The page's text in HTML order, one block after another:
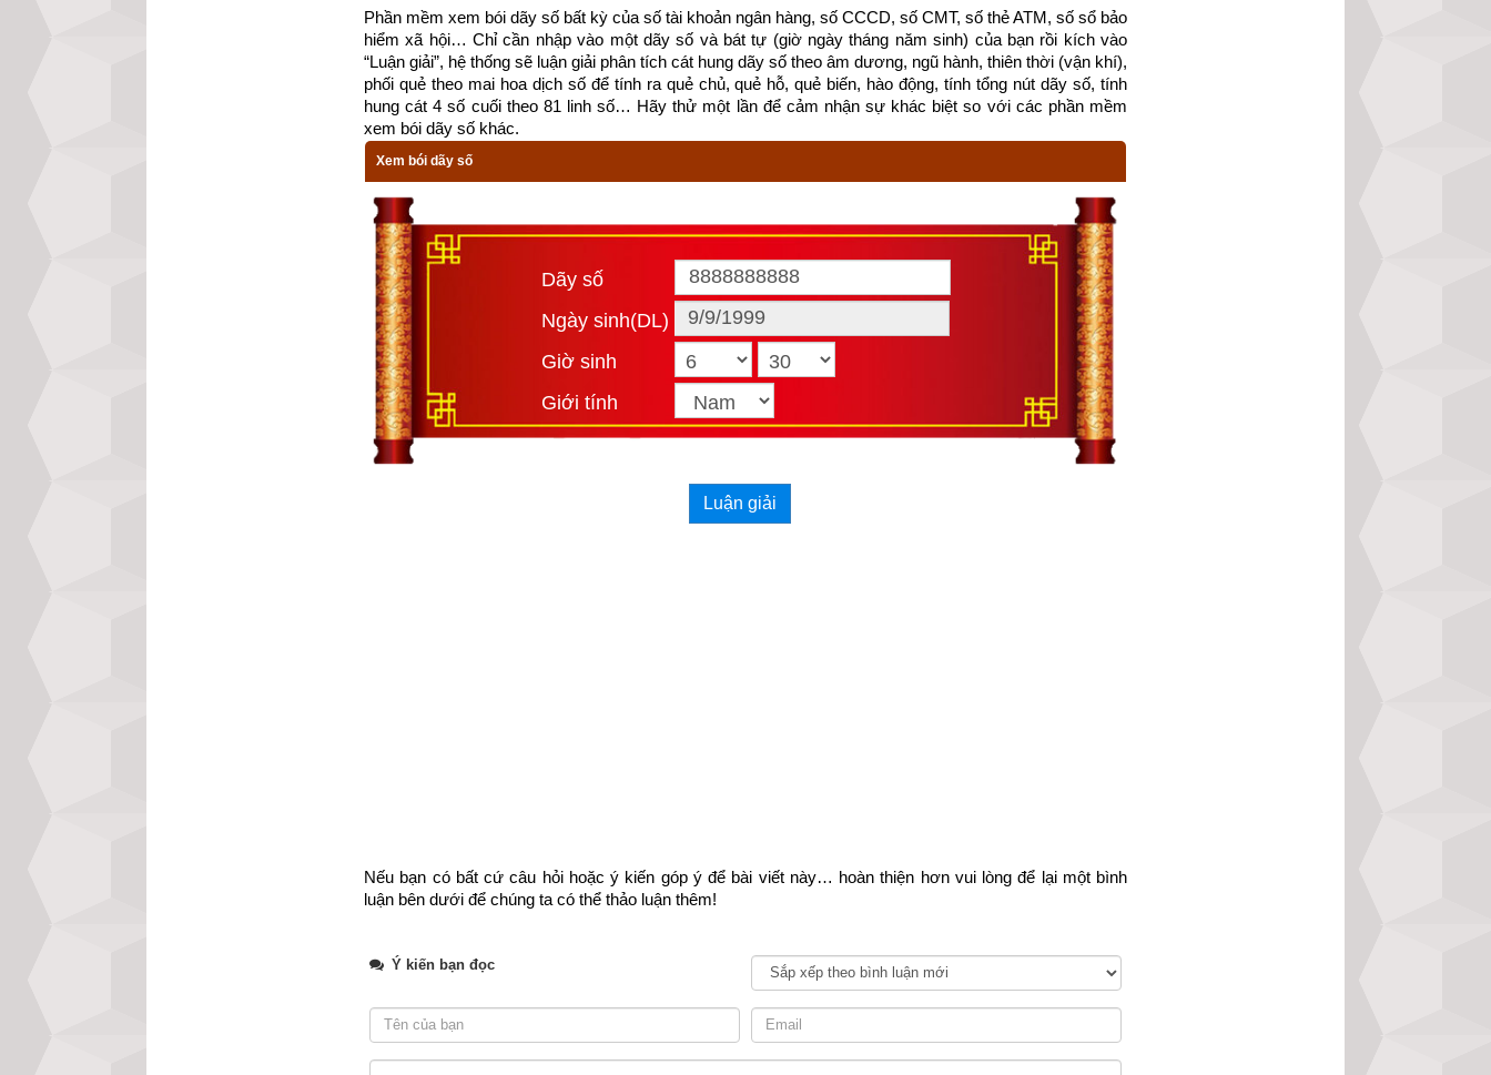
tháng đó cũng lấy tiết lệnh làm chuẩn. Để tìm hiểu rõ hơn về Tiết khí là gì và ứng dụng của lịch tiết khí
độc giả xem thêm bài viết “Tiết khí là gì? Giải mã ý nghĩa 24 tiết khí và ứng dụng trong cuộc sống”
Tháng 4 (Tỵ) gồm 2 tiết khí là Lập hạ và Tiểu Mãn
: Trực Định vào ngày Dậu có cát gồm: Mãn đức tinh,
Hạ Chí: Trực Định vào ngày Tuất có cát tinh gồm:
Nguyệt giải, Phổ hộ, Tam hợp; có Hung tinh gồm: Đại hao, Quỷ khốc
Phần mềm xem bói dãy số bất kỳ của số tài khoản ngân hàng, số CCCD, số CMT, số thẻ ATM, số sổ bảo
hiểm xã hội… Chỉ cần nhập vào một dãy số và bát tự (giờ ngày tháng năm sinh) của bạn rồi kích vào
“Luận giải”, hệ thống sẽ luận giải phân tích cát hung dãy số theo âm dương, ngũ hành, thiên thời (vận khí),
phối quẻ theo mai hoa dịch số để tính ra quẻ chủ, quẻ hỗ, quẻ biến, hào động, tính tổng nút dãy số, tính
hung cát 4 số cuối theo 81 linh số… Hãy thử một lần để cảm nhận sự khác biệt so với các phần mềm
xem bói dãy số khác.
Xem bói dãy số
Dãy số
Ngày sinh(DL)
Giờ sinh
Giới tính
Luận giải
Nếu bạn có bất cứ câu hỏi hoặc ý kiến góp ý để bài viết này… hoàn thiện hơn vui lòng để lại một bình
luận bên dưới để chúng ta có thể thảo luận thêm!
Ý kiến bạn đọc